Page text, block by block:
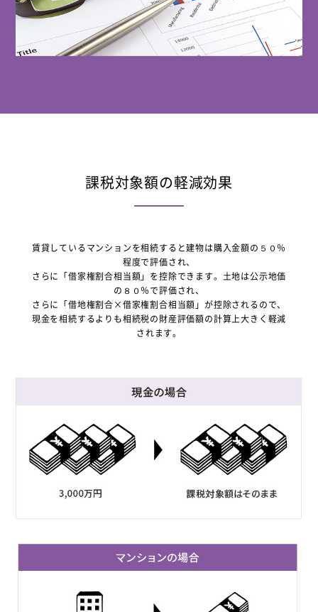
課税対象額の軽減効果
賃貸しているマンションを相続すると建物は購入金額の５０％
程度で評価され、
さらに「借家権割合相当額」を控除できます。土地は公示地価
の８０％で評価され、
さらに「借地権割合×借家権割合相当額」が控除されるので、
現金を相続するよりも相続税の財産評価額の計算上大きく軽減
されます。